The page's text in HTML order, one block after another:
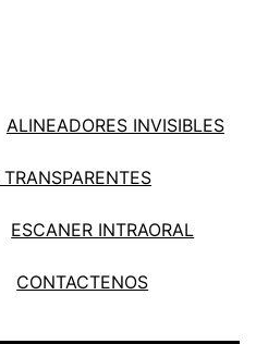
ALINEADORES INVISIBLES
ESCANER INTRAORAL
CONTACTENOS